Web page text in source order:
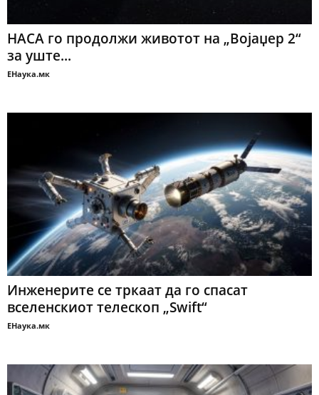
НАСА го продолжи животот на „Војаџер 2“
за уште...
ЕНаука.мк
Инженерите се тркаат да го спасат
вселенскиот телескоп „Swift“
ЕНаука.мк